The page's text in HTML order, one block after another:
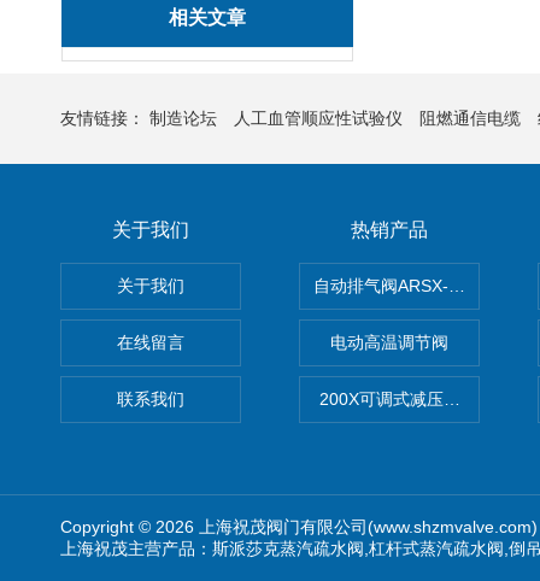
相关文章
友情链接： 制造论坛 人工血管顺应性试验仪 阻燃通信电缆
关于我们
关于我们
在线留言
联系我们
热销产品
自动排气阀ARSX-0015/
电动高温调节阀
200X可调式减压阀（减压稳
Copyright © 2026 上海祝茂阀门有限公司
上海祝茂主营产品：斯派莎克蒸汽疏水阀,杠杆式蒸汽疏水阀,倒